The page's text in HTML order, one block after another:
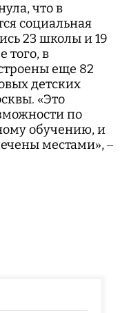
что в
социальная
23 школы и 19
того, в
еще 82
детских
«Это
по
обучению, и
местами», –